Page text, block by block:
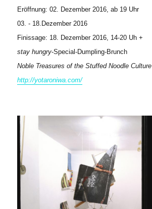
Eröffnung: 02. Dezember2016, ab 19 Uhr
03. - 18.Dezember 2016
Finissage: 18. Dezember 2016, 14-20 Uh +
stay hungry-Special-Dumpling-Brunch
Noble Treasures of the Stuffed Noodle Culture
http://yotaroniwa.com/